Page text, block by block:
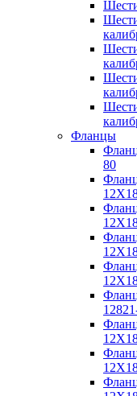
Фланцы
80